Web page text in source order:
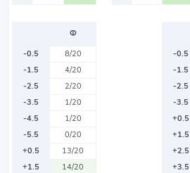
Ф
-0.5
8/20
-1.5
4/20
-2.5
2/20
-3.5
1/20
-4.5
1/20
-5.5
0/20
+0.5
13/20
+1.5
14/20
-0.5
-1.5
-2.5
-3.5
+0.5
+1.5
+2.5
+3.5